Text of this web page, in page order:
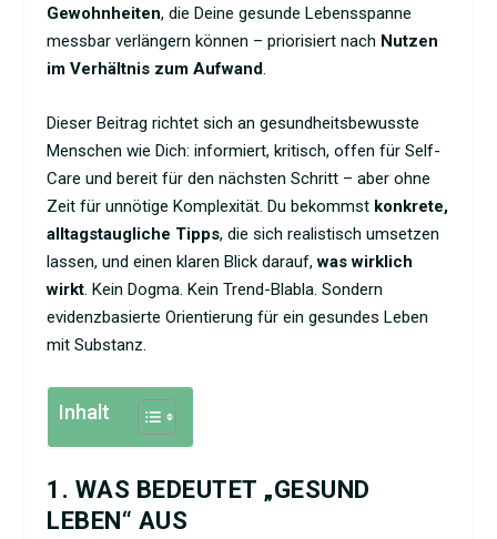
Gewohnheiten, die Deine gesunde Lebensspanne
messbar verlängern können – priorisiert nach Nutzen
im Verhältnis zum Aufwand.
Dieser Beitrag richtet sich an gesundheitsbewusste
Menschen wie Dich: informiert, kritisch, offen für Self-
Care und bereit für den nächsten Schritt – aber ohne
Zeit für unnötige Komplexität. Du bekommst konkrete,
alltagstaugliche Tipps, die sich realistisch umsetzen
lassen, und einen klaren Blick darauf,was wirklich
wirkt. Kein Dogma. Kein Trend-Blabla. Sondern
evidenzbasierte Orientierung für ein gesundes Leben
mit Substanz.
Inhalt
1. WAS BEDEUTET „GESUND
LEBEN“ AUS